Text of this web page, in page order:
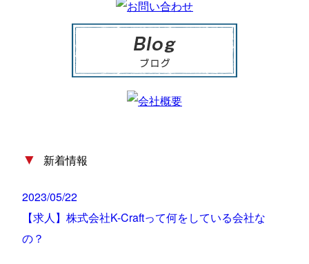
▼ 新着情報
2023/05/22
【求人】株式会社K-Craftって何をしている会社な
の？